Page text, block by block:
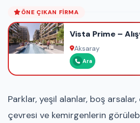
ÖNE ÇIKAN FIRMA
Vista Prime –
– Ofis – Otel –
Aksaray
Ara
Parklar, yeşil alanlar, boş
çevresi ve kemirgenlerin